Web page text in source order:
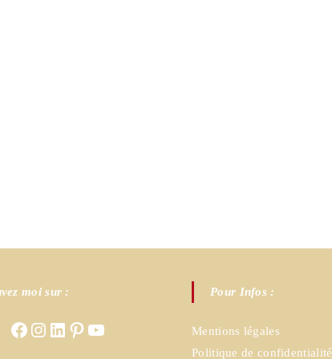
moi sur :
FacebookInstagram
LinkedIn
PinterestYouTube
Pour Infos :
Mentions légales
Politique de confidentialité